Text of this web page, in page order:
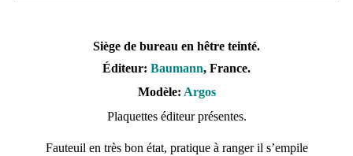
Siège de bureau en hêtre teinté.
Éditeur: Baumann, France.
Modèle: Argos
Plaquettes éditeur présentes.
Fauteuil en très bon état, pratique à ranger il s’empile